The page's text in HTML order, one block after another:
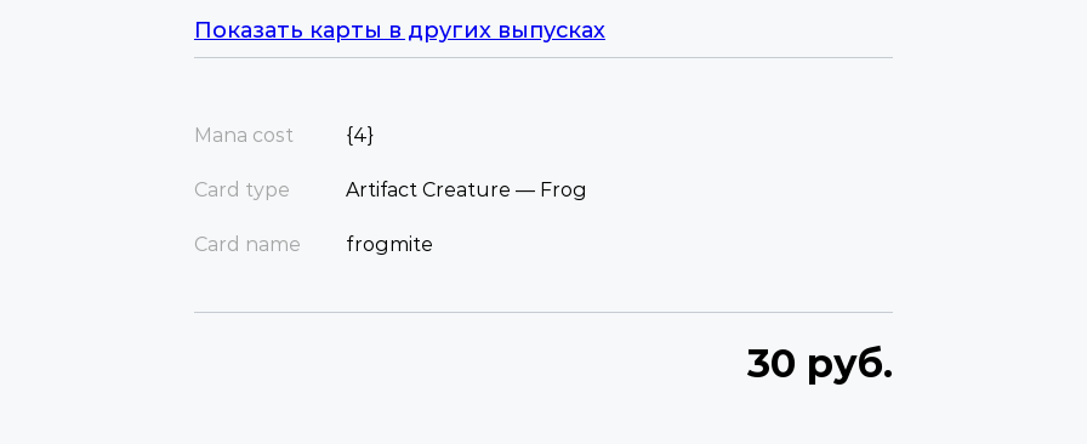
Показать карты в других выпусках
Mana cost {4}
Card type Artifact Creature — Frog
Card name frogmite
30 руб.